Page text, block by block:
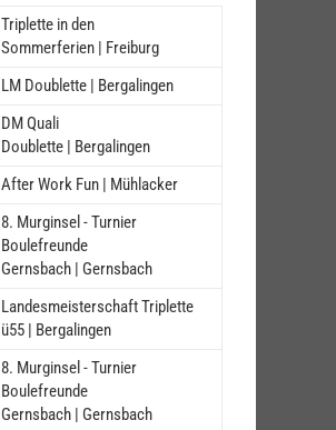
Triplette in den
Sommerferien | Freiburg
LM Doublette | Bergalingen
DM Quali
Doublette | Bergalingen
After Work Fun | Mühlacker
8. Murginsel - Turnier
Boulefreunde
Gernsbach | Gernsbach
Landesmeisterschaft Triplette
ü55 | Bergalingen
8. Murginsel - Turnier
Boulefreunde
Gernsbach | Gernsbach